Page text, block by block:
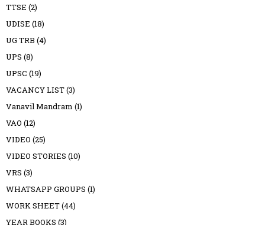
TTSE (2)
UDISE (18)
UG TRB (4)
UPS (8)
UPSC (19)
VACANCY LIST(3)
Vanavil Mandram (1)
VAO (12)
VIDEO (25)
VIDEO STORIES (10)
VRS (3)
WHATSAPP GROUPS (1)
WORK SHEET(44)
YEAR BOOKS (3)